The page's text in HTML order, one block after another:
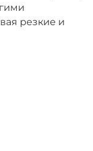
резкие и